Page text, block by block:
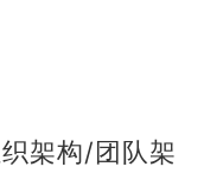
架构/团队架